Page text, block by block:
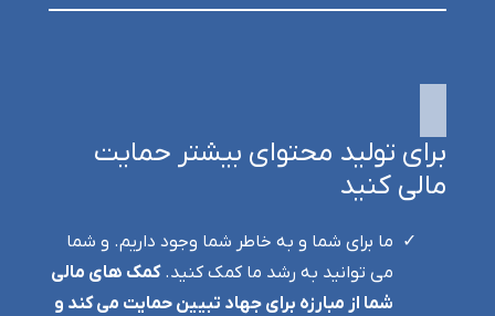
برای تولید محتوای بیشتر حمایت
مالی کنید
ما برای شما و به خاطر شما وجود داریم. و شما
می توانید به رشد ما کمک کنید.کمک های مالی
شما از مبارزه برای جهاد تبیین حمایت می کند و